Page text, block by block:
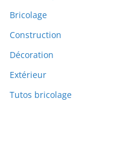
Bricolage
Construction
Décoration
Extérieur
Tutos bricolage